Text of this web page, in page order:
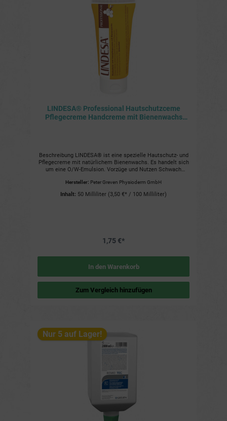
LINDESA® Professional Hautschutzceme
Pflegecreme Handcreme mit Bienenwachs
Beschreibung LINDESA® ist eine spezielle Hautschutz- und
Pflegecreme mit natürlichem Bienenwachs. Es handelt sich
um eine O/W-Emulsion. Vorzüge und Nutzen Schwach
der Haut Beugt Hautschädigungen durch äußere
Belastungen vor Wirkt normalisierend auf gereizte
Hautpartien Glättet und pflegt ohne nachhaltig zu fetten
Pflegecreme bei beanspruchter Haut Breites
gründlich und gleichmäßig verteilen Besonders gefährdete
Hautbereiche beachten (zwischen den Fingern, an den
Nägeln) Bei längeren Arbeitsintervallen die Anwendung
wiederholen Inhaltsstoffe LINDESA® UNPARFÜMIERT:
AQUA, GLYCERYL STEARATE SE, PARAFFINUM LIQUIDUM,
BENZYL ALCOHOL, BENZYL BENZOATE, BENZYL
SALICYLATE, HEXYL CINNAMAL, BUTYLPHENYL
METHYLPROPIONAL, LIMONENE, LINALOOL, ALPHA-
ISOMETHYL IONONE, PROPYLPARABEN, METHYLPARABEN
Veränderungen an Latexhandschuhen nach 2 Stunden
Untergeordnet der Kosmetikverordnung Nicht dem
Chemikaliengesetz oder der Gefahrstoffverordnung
30 Monate ab Herstellungsdatum bei Raumtemperatur
Lagerung in originalverschlossenen GebindenHaltbarkeit
Hersteller: Peter Greven Physioderm GmbH
Inhalt: 50 Milliliter (3,50 €* / 100 Milliliter)
1,75 €*
In den Warenkorb
Zum Vergleich hinzufügen
Nur 5 auf Lager!